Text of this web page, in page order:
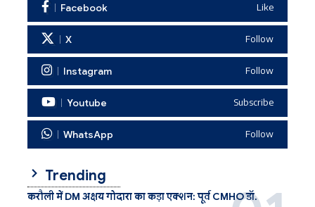
Facebook Like
X Follow
Instagram Follow
Youtube Subscribe
WhatsApp Follow
Trending
करौली में DM अक्षय गोदारा का कड़ा एक्शन: पूर्व CMHO डॉ.